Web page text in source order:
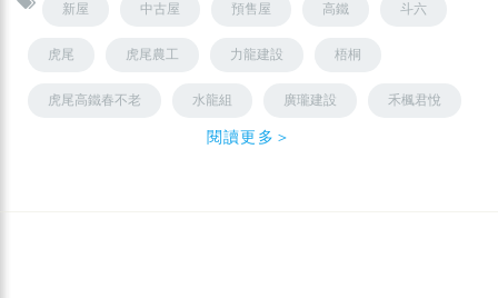
新屋 中古屋 預售屋 高鐵 斗六
虎尾 虎尾農工 力龍建設 梧桐
虎尾高鐵春不老 水龍組 廣瓏建設 禾楓君悅
閱讀更多＞